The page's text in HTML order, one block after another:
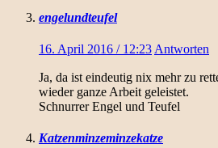
engelundteufel
16. April 2016 / 12:23 Antworten
Ja, da ist eindeutig nix mehr zu
wieder ganze Arbeit geleistet.
Schnurrer Engel und Teufel
Katzenminzeminzekatze